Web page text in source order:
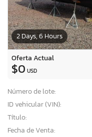
2 Days, 6 Hours
Oferta Actual
$0 USD
Número de lote:
ID vehicular (VIN):
Título:
Fecha de Venta: